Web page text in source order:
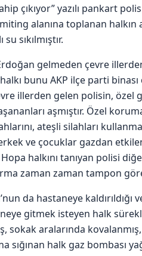
çıkıyor” yazılı pankart
alanına toplanan halkın
sıkılmıştır.
gelmeden çevre
bunu AKP ilçe parti
illerden gelen polisin, özel
aşmıştır. Özel
ateşli silahları
ve çocuklar gazdan
Hopa halkını tanıyan polisi
zaman zaman tampon
da hastaneye
gitmek isteyen halk sürekli
sokak aralarında
sığınan halk gaz